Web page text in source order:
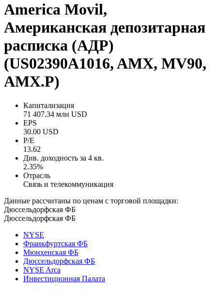
America Movil,
Американская депозитарная
расписка (АДР)
(US02390A1016, AMX, MV90,
AMX.P)
Капитализация
71 407.34 млн USD
EPS
30.00 USD
P/E
13.62
Див. доходность за 4 кв.
2.35%
Отрасль
Связь и телекоммуникация
Данные рассчитаны по ценам с торговой площадки:
Дюссельдорфская ФБ
Дюссельдорфская ФБ
NYSE
Франкфуртская ФБ
Мюнхенская ФБ
Дюссельдорфская ФБ
NYSE Arca
Инвестиционная Палата